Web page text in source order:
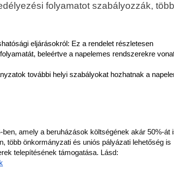
folyamatot szabályozzák,
eljárásokról: Ez a rendelet részletesen
beleértve a napelemes rendszerekre
további helyi szabályokat hozhatnak a
amely a beruházások költségének akár 50%-át
több önkormányzati és uniós pályázati lehetőség is
telepítésének támogatása. Lásd: